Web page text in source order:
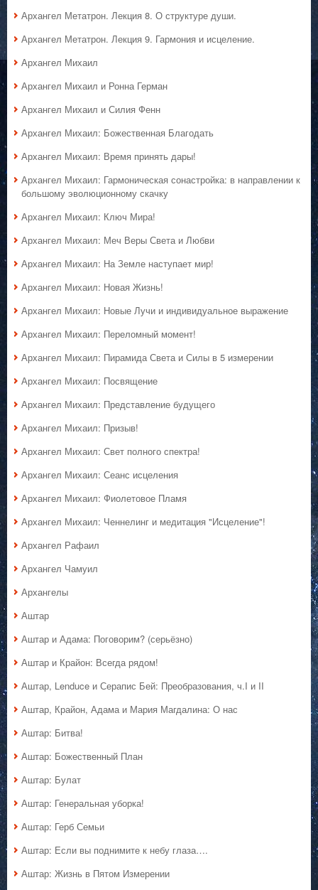
Архангел Метатрон. Лекция 8. О структуре души.
Архангел Метатрон. Лекция 9. Гармония и исцеление.
Архангел Михаил
Архангел Михаил и Ронна Герман
Архангел Михаил и Силия Фенн
Архангел Михаил: Божественная Благодать
Архангел Михаил: Время принять дары!
Архангел Михаил: Гармоническая сонастройка: в направлении к
большому эволюционному скачку
Архангел Михаил: Ключ Мира!
Архангел Михаил: Меч Веры Света и Любви
Архангел Михаил: На Земле наступает мир!
Архангел Михаил: Новая Жизнь!
Архангел Михаил: Новые Лучи и индивидуальное выражение
Архангел Михаил: Переломный момент!
Архангел Михаил: Пирамида Света и Силы в 5 измерении
Архангел Михаил: Посвящение
Архангел Михаил: Представление будущего
Архангел Михаил: Призыв!
Архангел Михаил: Свет полного спектра!
Архангел Михаил: Сеанс исцеления
Архангел Михаил: Фиолетовое Пламя
Архангел Михаил: Ченнелинг и медитация "Исцеление"!
Архангел Рафаил
Архангел Чамуил
Архангелы
Аштар
Аштар и Адама: Поговорим? (серьёзно)
Аштар и Крайон: Всегда рядом!
Аштар, Lenduce и Серапис Бей: Преобразования, ч.I и II
Аштар, Крайон, Адама и Мария Магдалина: О нас
Аштар: Битва!
Аштар: Божественный План
Аштар: Булат
Аштар: Генеральная уборка!
Аштар: Герб Семьи
Аштар: Если вы поднимите к небу глаза….
Аштар: Жизнь в Пятом Измерении